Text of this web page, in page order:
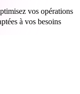
vos opérations
à vos besoins